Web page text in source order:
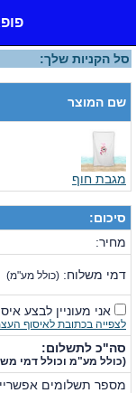
סל הקניות שלך:
שם המוצר
מגבת חוף
סיכום:
מחיר:
דמי משלוח: (כולל מע"מ)
אני מעוניין לבצע
לצפייה בכתובת לאיסוף
סה"כ לתשלום:
(כולל מע"מ וכולל דמי
מספר תשלומים